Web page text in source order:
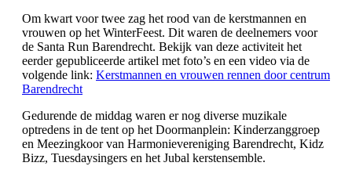
Om kwart voor twee zag het rood van de kerstmannen en
vrouwen op het WinterFeest. Dit waren de deelnemers voor
de Santa Run Barendrecht. Bekijk van deze activiteit het
eerder gepubliceerde artikel met foto’s en een video via de
volgende link: Kerstmannen en vrouwen rennen door centrum
Barendrecht
Gedurende de middag waren er nog diverse muzikale
optredens in de tent op het Doormanplein: Kinderzanggroep
en Meezingkoor van Harmonievereniging Barendrecht, Kidz
Bizz, Tuesdaysingers en het Jubal kerstensemble.